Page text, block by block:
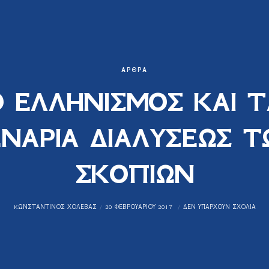
ΆΡΘΡΑ
ΕΛΛΗΝΙΣΜΟΣ ΚΑΙ
ΔΙΑΛΥΣΕΩΣ
ΣΚΟΠΙΩΝ
KΩΝΣΤΑΝΤΊΝΟΣ ΧΟΛΈΒΑΣ 20 ΦΕΒΡΟΥΑΡΊΟΥ 2017 ΔΕΝ ΥΠΆΡΧΟΥΝ ΣΧΌΛΙΑ